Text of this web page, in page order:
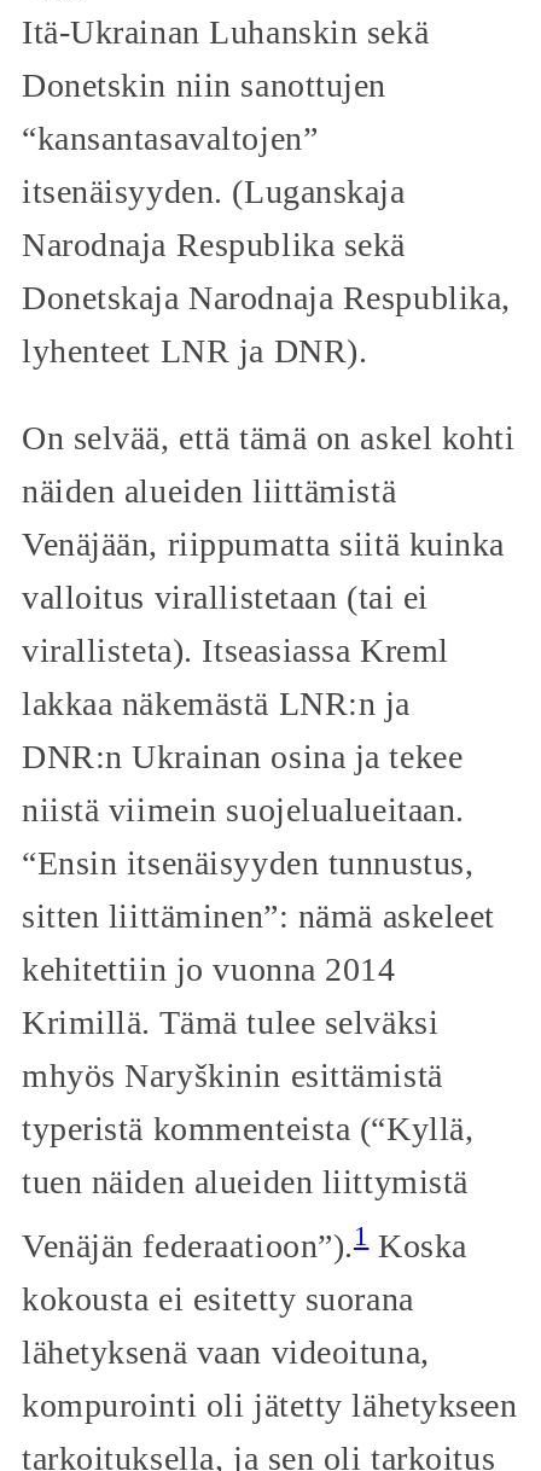
Itä-Ukrainan Luhanskin sekä
Donetskin niin sanottujen
“kansantasavaltojen”
itsenäisyyden. (Luganskaja
Narodnaja Respublika sekä
Donetskaja Narodnaja Respublika,
lyhenteet LNR ja DNR).
On selvää, että tämä on askel kohti
näiden alueiden liittämistä
Venäjään, riippumatta siitä kuinka
valloitus virallistetaan (tai ei
virallisteta). Itseasiassa Kreml
lakkaa näkemästä LNR:n ja
DNR:n Ukrainan osina ja tekee
niistä viimein suojelualueitaan.
“Ensin itsenäisyyden tunnustus,
sitten liittäminen”: nämä askeleet
kehitettiin jo vuonna 2014
Krimillä. Tämä tulee selväksi
mhyös Naryškinin esittämistä
typeristä kommenteista (“Kyllä,
tuen näiden alueiden liittymistä
Venäjän federaatioon”).1 Koska
kokousta ei esitetty suorana
lähetyksenä vaan videoituna,
kompurointi oli jätetty lähetykseen
tarkoituksella, ja sen oli tarkoitus